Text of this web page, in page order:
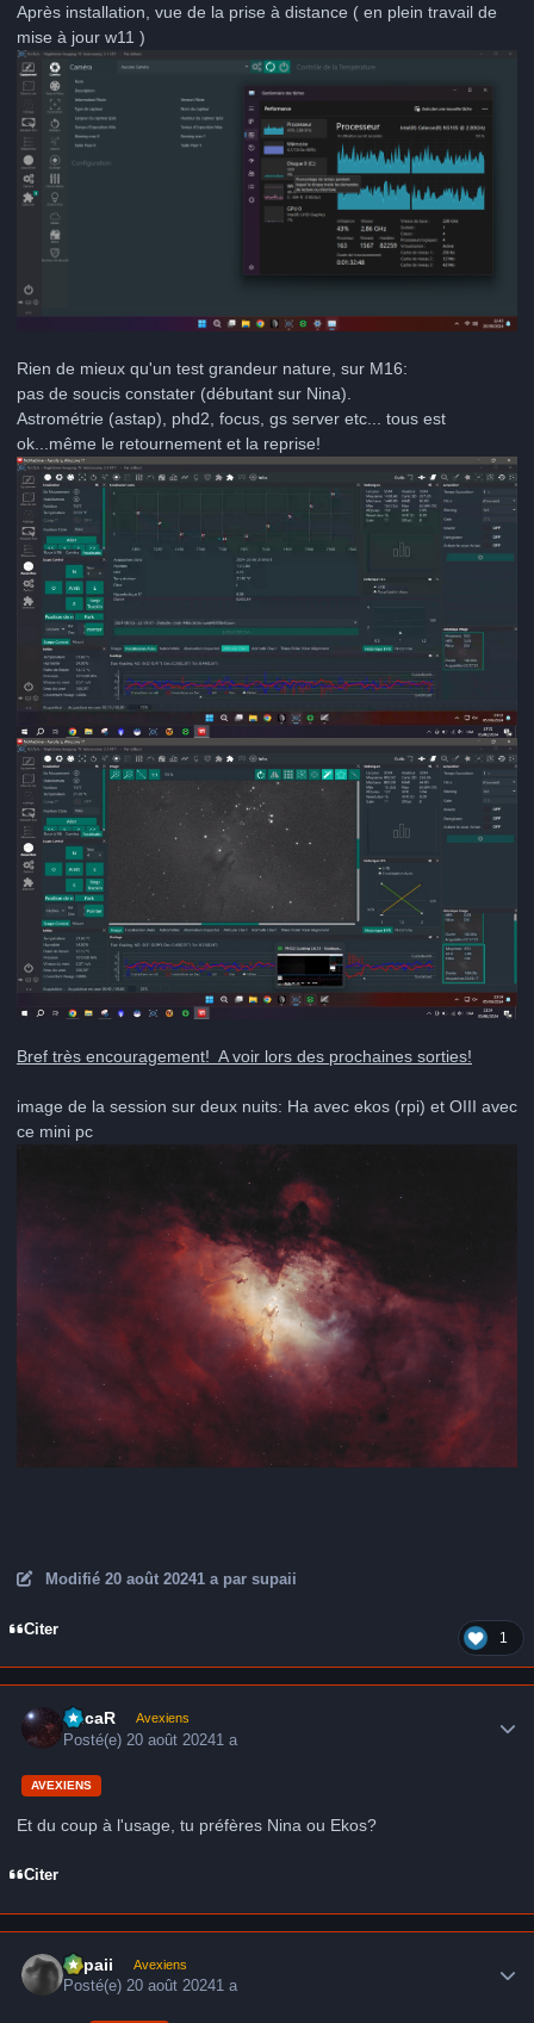
Après installation, vue de la prise à distance ( en plein travail de
mise à jour w11 )
Rien de mieux qu'un test grandeur nature, sur M16:
pas de soucis constater (débutant sur Nina).
Astrométrie (astap), phd2, focus, gs server etc... tous est
ok...même le retournement et la reprise!
Bref très encouragement! A voir lors des prochaines sorties!
image de la session sur deux nuits: Ha avec ekos (rpi) et OIII avec
ce mini pc
Modifié 20 août 20241 apar supaii
Citer 1
LucaR Avexiens
Posté(e) 20 août 20241 a
AVEXIENS
Et du coup à l'usage, tu préfères Nina ou Ekos?
Citer
supaii Avexiens
Posté(e)20 août 20241 a